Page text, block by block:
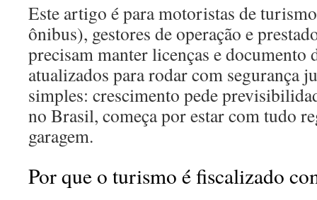
Este artigo é para motoristas de
ônibus), gestores de operação e
precisam manter licenças e documento
atualizados para rodar com segurança
simples: crescimento pede
no Brasil, começa por estar com tudo
garagem.
Por que o turismo é fiscalizado